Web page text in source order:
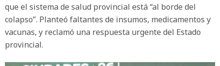
que el sistema de salud provincial está “al borde del
colapso”. Planteó faltantes de insumos, medicamentos y
vacunas, y reclamó una respuesta urgente del Estado
provincial.